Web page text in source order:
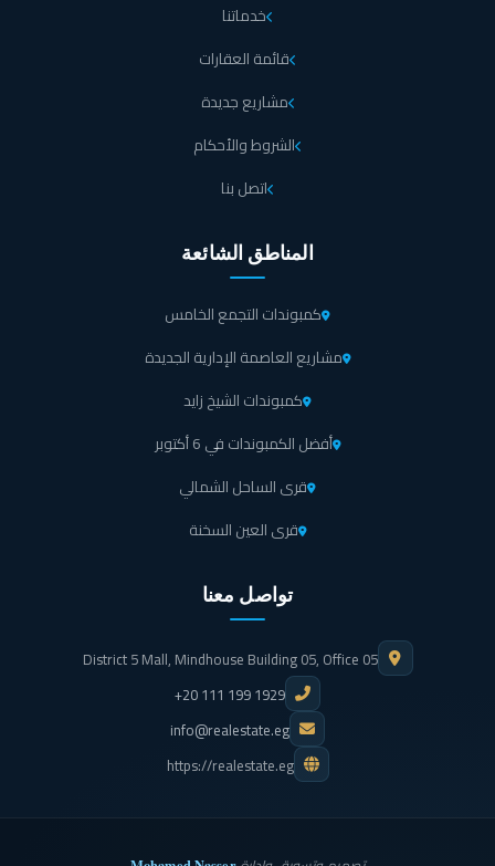
خدماتنا
قائمة العقارات
مشاريع جديدة
الشروط والأحكام
اتصل بنا
المناطق الشائعة
كمبوندات التجمع الخامس
مشاريع العاصمة الإدارية الجديدة
كمبوندات الشيخ زايد
أفضل الكمبوندات في 6 أكتوبر
قرى الساحل الشمالي
قرى العين السخنة
تواصل معنا
District 5 Mall, Mindhouse Building 05, Office 05
+20 111 199 1929
info@realestate.eg
https://realestate.eg